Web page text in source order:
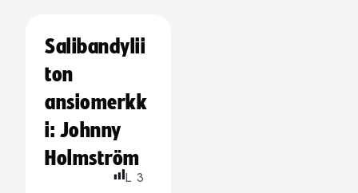
Salibandylii
ton
ansiomerkk
i: Johnny
Holmström
L 3